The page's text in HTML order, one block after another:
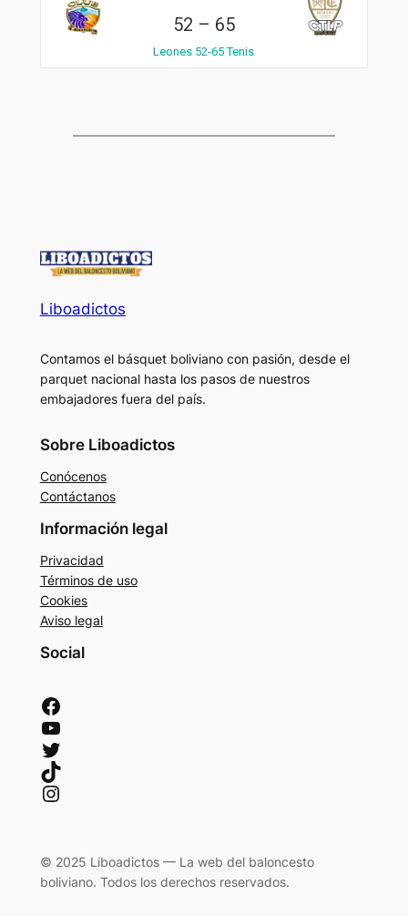
52 – 65
Leones 52-65 Tenis
Liboadictos
Contamos el básquet boliviano con pasión, desde el
parquet nacional hasta los pasos de nuestros
embajadores fuera del país.
Sobre Liboadictos
Conócenos
Contáctanos
Información legal
Privacidad
Términos de uso
Cookies
Aviso legal
Social
Facebook
YouTube
Twitter
TikTok
Instagram
© 2025 Liboadictos — La web del baloncesto
boliviano. Todos los derechos reservados.